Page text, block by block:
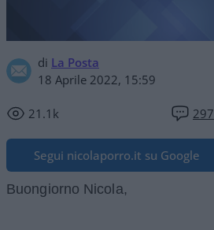
di La Posta
18 Aprile 2022, 15:59
21.1k 297
Segui nicolaporro.it su Google
Buongiorno Nicola,